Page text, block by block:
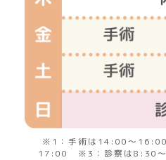
※1：手術は14:00～
17:00 ※3：診察は8:30